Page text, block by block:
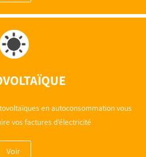
en autoconsommation vous
vos factures d’électricité
Voir